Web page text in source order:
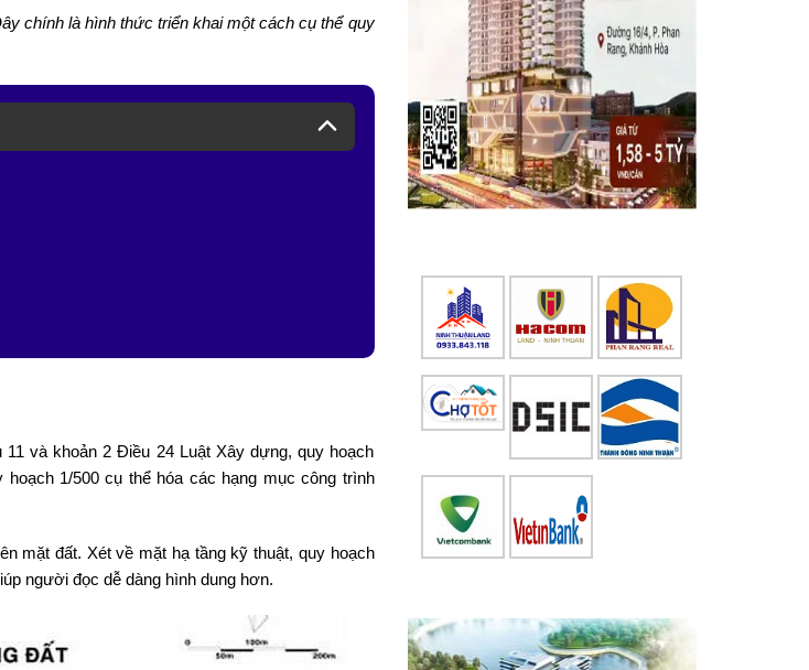
chính là hình thức triển khai một cách cụ thể quy
và khoản 2 Điều 24 Luật Xây dựng, quy hoạch
1/500 cụ thể hóa các hạng mục công trình
mặt đất. Xét về mặt hạ tầng kỹ thuật, quy hoạch
người đọc dễ dàng hình dung hơn.